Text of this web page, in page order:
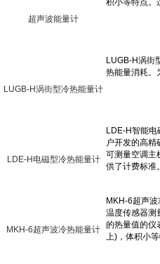
超声波能量计
LUGB-H涡街型冷热能量计
LDE-H电磁型冷热能量计
MKH-6超声波冷热能量计